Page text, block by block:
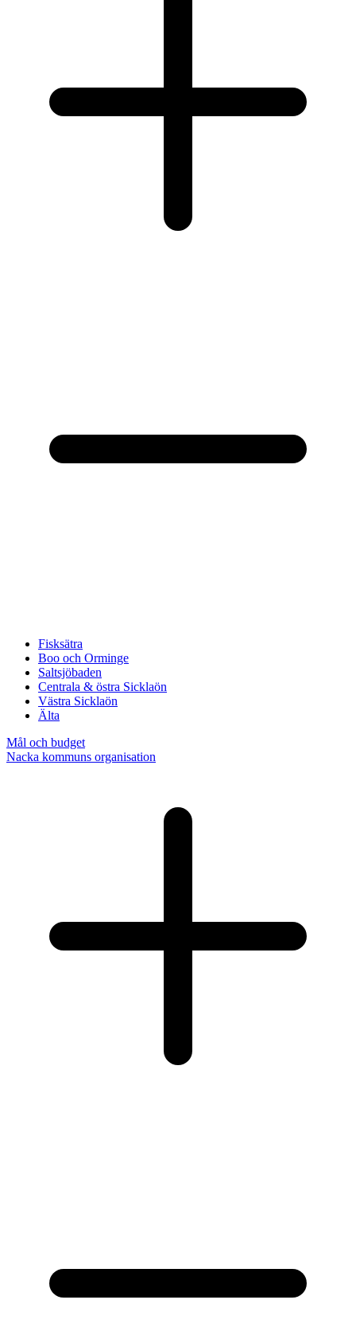
Fisksätra
Boo och Orminge
Saltsjöbaden
Centrala & östra Sicklaön
Västra Sicklaön
Älta
Mål och budget
Nacka kommuns organisation